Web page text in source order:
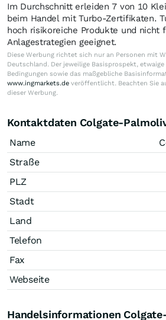
Im Durchschnitt erleiden 7 von 10
beim Handel mit Turbo-Zertifikaten.
hoch risikoreiche Produkte und nicht
Anlagestrategien geeignet.
Diese Werbung richtet sich nur an Personen mit
Deutschland. Der jeweilige Basisprospekt,
Bedingungen sowie das maßgebliche
www.ingmarkets.de veröffentlicht. Beachten Sie
dieser Werbung.
Kontaktdaten Colgate-
Name
Straße
PLZ
Stadt
Land
Telefon
Fax
Webseite
Handelsinformationen